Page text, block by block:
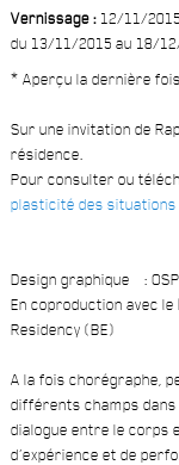
Vernissage : 12/11/2015
du 13/11/2015 au 18/
* Aperçu la dernière
Sur une invitation de
résidence.
Pour consulter ou
plasticité des situations
Design graphique :
En coproduction avec le
Residency (BE)
A la fois chorégraphe,
différents champs
dialogue entre le corps
d’expérience et de